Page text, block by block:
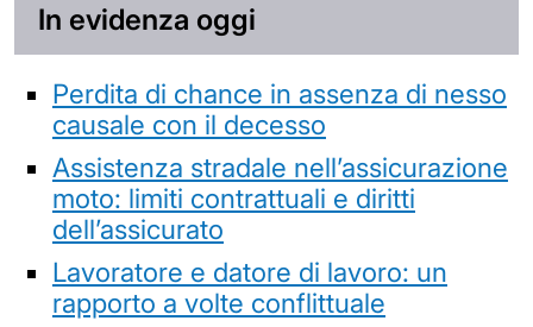
In evidenza oggi
Perdita di chance in assenza di nesso
causale con il decesso
Assistenza stradale nell’assicurazione
moto: limiti contrattuali e diritti
dell’assicurato
Lavoratore e datore di lavoro: un
rapporto a volte conflittuale